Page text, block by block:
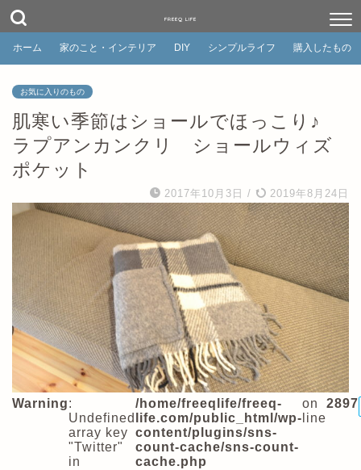
FREEQ LIFE
ホーム 家のこと・インテリア DIY シンプルライフ 購入したもの
お気に入りのもの
肌寒い季節はショールでほっこり♪
ラプアンカンクリ ショールウィズ
ポケット
2017年10月3日 / 2019年8月24日
Warning:
Undefined
array key
"Twitter"
in
/home/freeqlife/freeq-
life.com/public_html/wp-
content/plugins/sns-
count-cache/sns-count-
cache.php
on
line
2897